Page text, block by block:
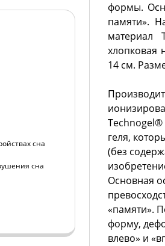
формы.
памяти».
материал
хлопковая
14 см.
Technogel®
геля,
(без
Основная
«памяти».
форму,
влево» и
сна
сна